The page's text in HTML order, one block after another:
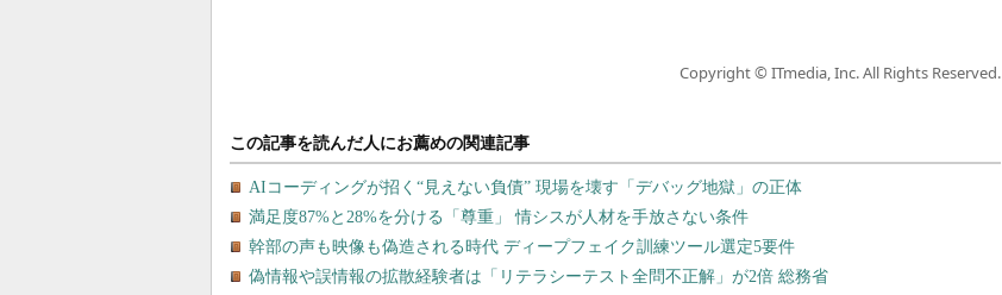
Copyright © ITmedia, Inc. All Rights Reserved.